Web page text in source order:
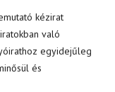
kézirat
való
egyidejűleg
és